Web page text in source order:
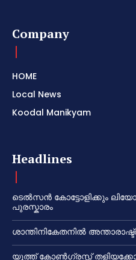
Company
HOME
Local News
Koodal Manikyam
Headlines
ടെൽസൻ കോട്ടോളിക്കും
പുരസ്കാരം
ശാന്തിനികേതനിൽ
യൂത്ത് കോൺഗ്രസ്സ്